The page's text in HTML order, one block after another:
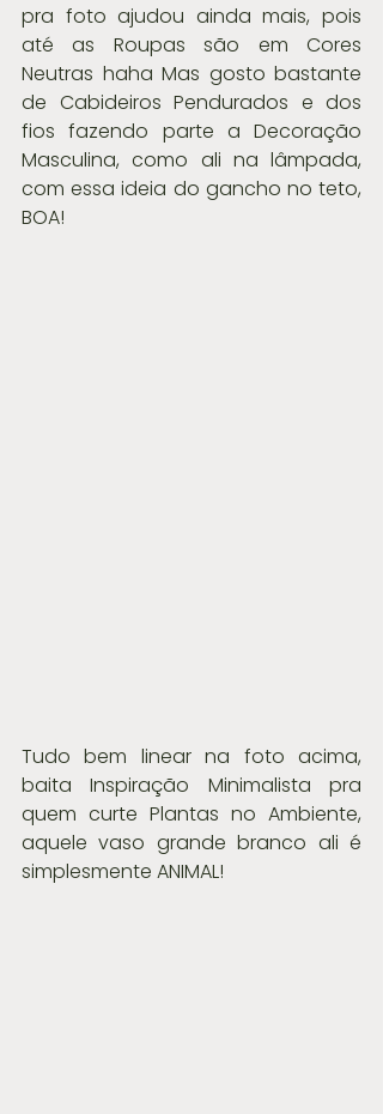
pra foto ajudou ainda mais, pois
até as Roupas são em Cores
Neutras haha Mas gosto bastante
de Cabideiros Pendurados e dos
fios fazendo parte a Decoração
Masculina, como ali na lâmpada,
com essa ideia do gancho no teto,
BOA!
Tudo bem linear na foto acima,
baita Inspiração Minimalista pra
quem curte Plantas no Ambiente,
aquele vaso grande branco ali é
simplesmente ANIMAL!